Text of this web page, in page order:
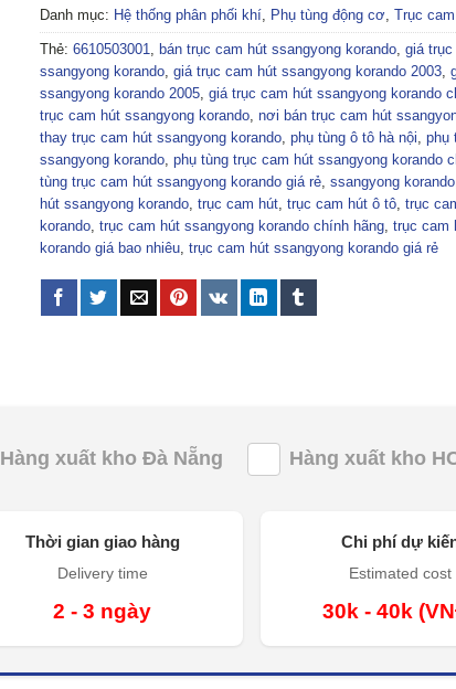
Danh mục: Hệ thống phân phối khí, Phụ tùng động cơ, Trục cam
Thẻ: 6610503001 bán trục cam hút ssangyong korando, giá
ssangyong korando, giá trục cam hút ssangyong korando 2003,
ssangyong korando 2005, giá trục cam hút ssangyong korando
trục cam hút ssangyong korando, nơi bán trục cam hút
thay trục cam hút ssangyong korando, phụ tùng ô tô hà nội phụ
ssangyong korando, phụ tùng trục cam hút ssangyong korando
tùng trục cam hút ssangyong korando giá rẻ, ssangyong korando,
hút ssangyong korando, trục cam hút, trục cam hút ô tô, trục
korando, trục cam hút ssangyong korando chính hãng, trục cam
korando giá bao nhiêu, trục cam hút ssangyong korando giá rẻ
Hàng xuất kho Đà Nẵng Hàng xuất kho
Thời gian giao hàng
Delivery time
2 - 3 ngày
Chi phí dự
Estimated cost
30k - 40k